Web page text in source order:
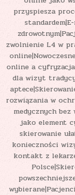
przyspiesza
zwolnienie L4 w
online a
dla wizyt
rozwiązania w
medycznych
jako element
skierowanie
konieczności
kontakt z